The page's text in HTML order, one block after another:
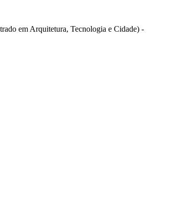
em Arquitetura, Tecnologia e Cidade) -